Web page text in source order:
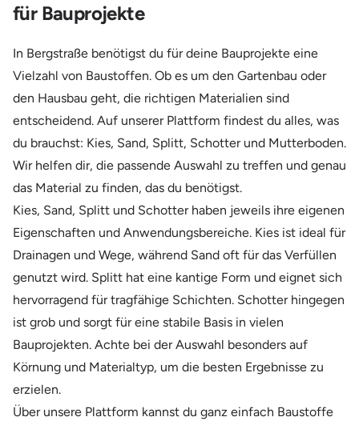
für Bauprojekte
In Bergstraße benötigst du für deine Bauprojekte eine
Vielzahl von Baustoffen. Ob es um den Gartenbau oder
den Hausbau geht, die richtigen Materialien sind
entscheidend. Auf unserer Plattform findest du alles, was
du brauchst: Kies, Sand, Splitt, Schotter und Mutterboden.
Wir helfen dir, die passende Auswahl zu treffen und genau
das Material zu finden, das du benötigst.
Kies, Sand, Splitt und Schotter haben jeweils ihre eigenen
Eigenschaften und Anwendungsbereiche. Kies ist ideal für
Drainagen und Wege, während Sand oft für das Verfüllen
genutzt wird. Splitt hat eine kantige Form und eignet sich
hervorragend für tragfähige Schichten. Schotter hingegen
ist grob und sorgt für eine stabile Basis in vielen
Bauprojekten. Achte bei der Auswahl besonders auf
Körnung und Materialtyp, um die besten Ergebnisse zu
erzielen.
Über unsere Plattform kannst du ganz einfach Baustoffe